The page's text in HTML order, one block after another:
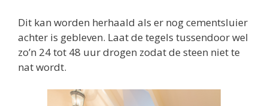
Dit kan worden herhaald als er nog cementsluier
achter is gebleven. Laat de tegels tussendoor wel
zo’n 24 tot 48 uur drogen zodat de steen niet te
nat wordt.